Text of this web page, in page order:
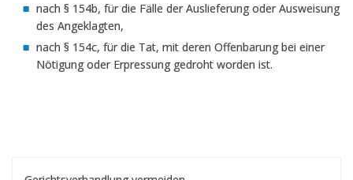
nach § 154b, für die Fälle der Auslieferung oder Ausweisung
des Angeklagten,
nach § 154c, für die Tat, mit deren Offenbarung bei einer
Nötigung oder Erpressung gedroht worden ist.